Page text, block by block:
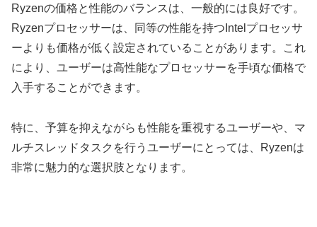
Ryzenの価格と性能のバランスは、一般的には良好です。
Ryzenプロセッサーは、同等の性能を持つIntelプロセッサ
ーよりも価格が低く設定されていることがあります。これ
により、ユーザーは高性能なプロセッサーを手頃な価格で
入手することができます。
特に、予算を抑えながらも性能を重視するユーザーや、マ
ルチスレッドタスクを行うユーザーにとっては、Ryzenは
非常に魅力的な選択肢となります。